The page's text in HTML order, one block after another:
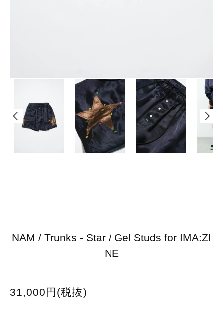
NAM / Trunks - Star / Gel Studs for IMA:ZI
NE
31,000円(税抜)